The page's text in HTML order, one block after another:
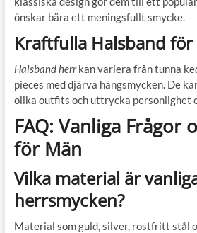
önskar bära ett meningsfullt smycke.
Kraftfulla Halsband för
Halsband herrkan variera från tunna
pieces med djärva hängsmycken. De
olika outfits och uttrycka personlighet
FAQ: Vanliga Frågor
för Män
Vilka material är
herrsmycken?
Material som guld, silver, rostfritt stål